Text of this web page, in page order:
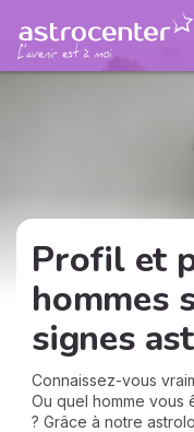
Profil et
hommes
signes
Connaissez-vous
Ou quel homme vous
? Grâce à notre